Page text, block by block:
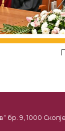
бр. 9, 1000